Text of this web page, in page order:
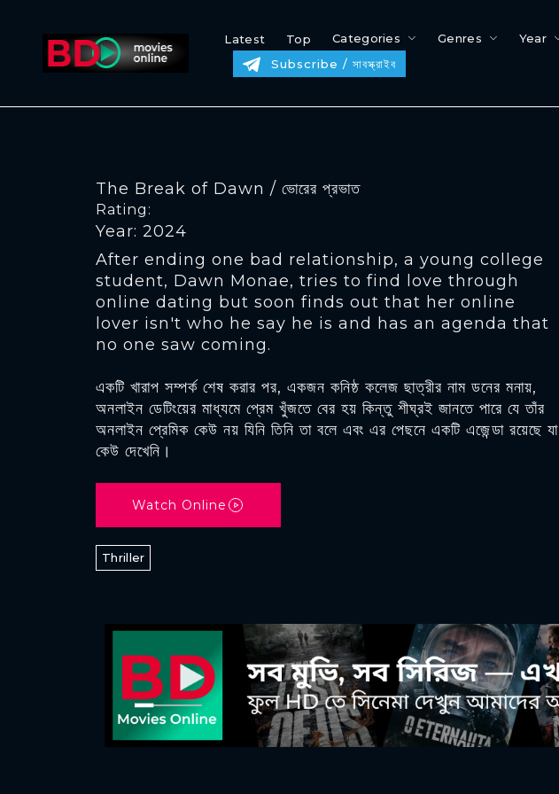
Latest Top Categories Genres Year
Subscribe / সাবস্ক্রাইব
The Break of Dawn / ভোরের প্রভাত
Rating:
Year: 2024
After ending one bad relationship, a young college
student, Dawn Monae, tries to find love through
online dating but soon finds out that her online
lover isn't who he say he is and has an agenda that
no one saw coming.
একটি খারাপ সম্পর্ক শেষ করার পর, একজন কনিষ্ঠ কলেজ ছাত্রীর নাম ডনের মনায়,
অনলাইন ডেটিংয়ের মাধ্যমে প্রেম খুঁজতে বের হয় কিন্তু শীঘ্রই জানতে পারে যে তাঁর
অনলাইন প্রেমিক কেউ নয় যিনি তিনি তা বলে এবং এর পেছনে একটি এজেন্ডা রয়েছে যা
কেউ দেখেনি।
Watch Online
Thriller